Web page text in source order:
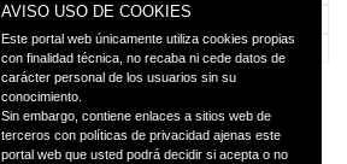
19 20 21
26 27 28 29
30
AVISO USO DE COOKIES
Este portal web únicamente utiliza cookies propias
con finalidad técnica, no recaba ni cede datos de
carácter personal de los usuarios sin su
conocimiento.
Sin embargo, contiene enlaces a sitios web de
terceros con políticas de privacidad ajenas este
portal web que usted podrá decidir si acepta o no